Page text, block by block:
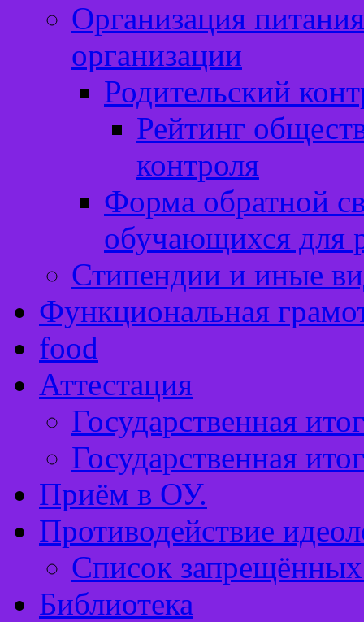
Организация
организации
Родительский
Рейтинг
контроля
Форма обратной
обучающихся для
Стипендии и иные
Функциональная
food
Аттестация
Государственная
Государственная
Приём в ОУ.
Противодействие
Список запрещённых
Библиотека